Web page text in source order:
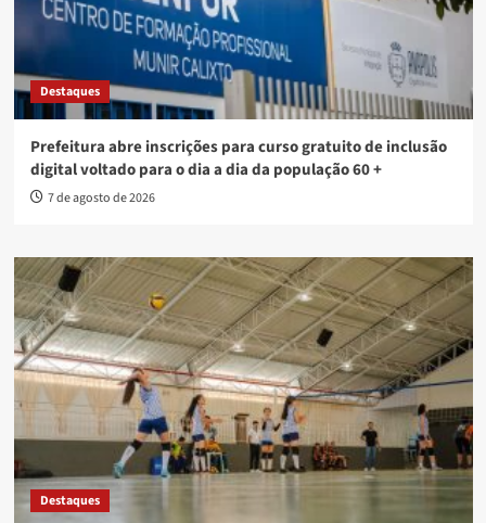
Destaques
Prefeitura abre inscrições para curso gratuito de inclusão
digital voltado para o dia a dia da população 60 +
7 de agosto de 2026
Destaques